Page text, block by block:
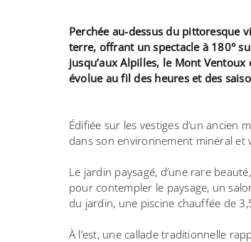
Perchée au-dessus du pittoresque
terre, offrant un spectacle à 180°
jusqu’aux Alpilles, le Mont
évolue au fil des heures et des
Édifiée sur les vestiges d’un ancien
dans son environnement minéral et
Le jardin paysagé, d’une rare
pour contempler le paysage, un
du jardin, une piscine chauffée de
À l’est, une callade traditionnelle